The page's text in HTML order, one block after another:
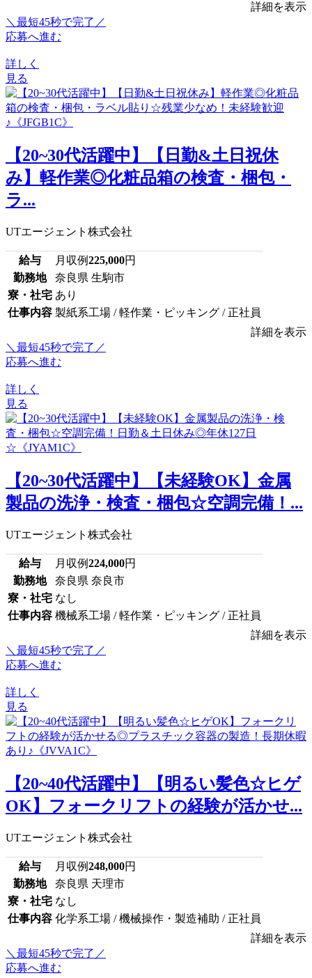
詳細を表示
＼最短45秒で完了／
応募へ進む
詳しく
見る
【20~30代活躍中】【日勤&土日祝休
み】軽作業◎化粧品箱の検査・梱包・
ラ...
UTエージェント株式会社
給与 月収例225,000円
勤務地
奈良県 生駒市
寮・社宅 あり
仕事内容 製紙系工場 / 軽作業・ピッキング / 正社員
詳細を表示
＼最短45秒で完了／
応募へ進む
詳しく
見る
【20~30代活躍中】【未経験OK】金属
製品の洗浄・検査・梱包☆空調完備！...
UTエージェント株式会社
給与 月収例224,000円
勤務地
奈良県 奈良市
寮・社宅 なし
仕事内容 機械系工場 / 軽作業・ピッキング / 正社員
詳細を表示
＼最短45秒で完了／
応募へ進む
詳しく
見る
【20~40代活躍中】【明るい髪色☆ヒゲ
OK】フォークリフトの経験が活かせ...
UTエージェント株式会社
給与 月収例248,000円
勤務地
奈良県 天理市
寮・社宅 なし
仕事内容 化学系工場 / 機械操作・製造補助 / 正社員
詳細を表示
＼最短45秒で完了／
応募へ進む